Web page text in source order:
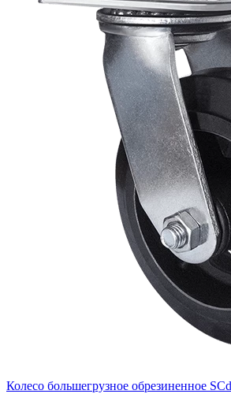
Колесо большегрузное обрезиненное